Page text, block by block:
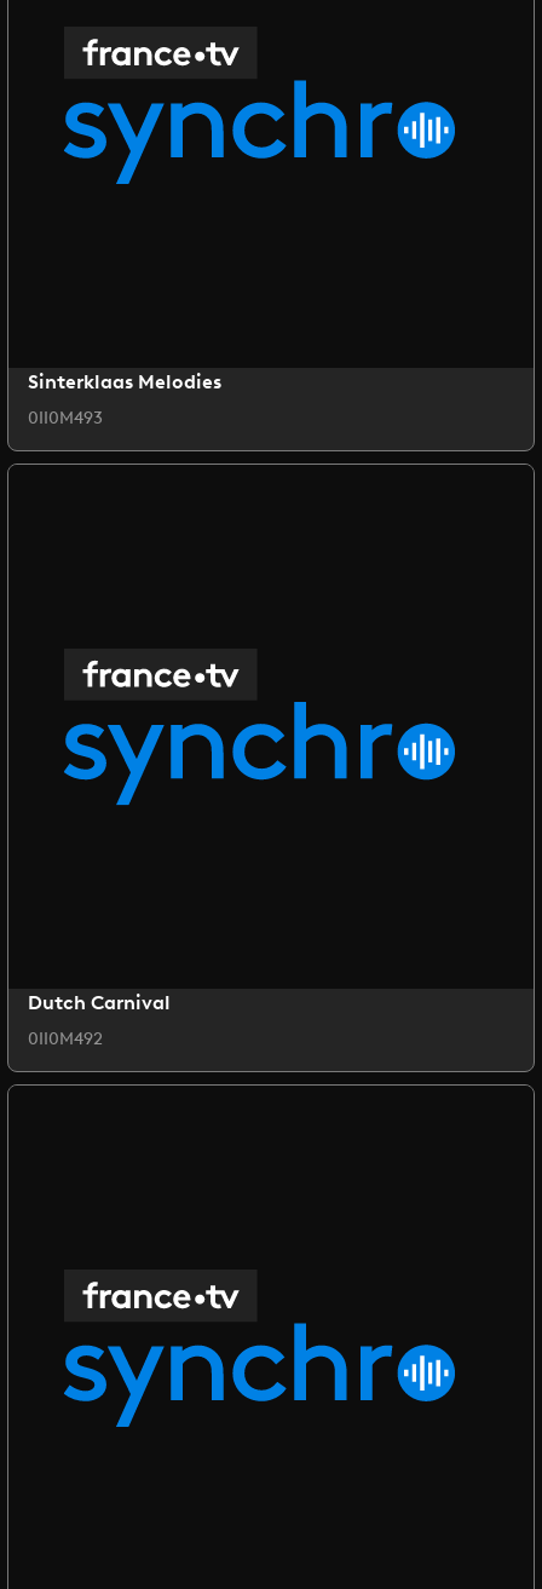
Sinterklaas Melodies
0II0M493
Dutch Carnival
0II0M492